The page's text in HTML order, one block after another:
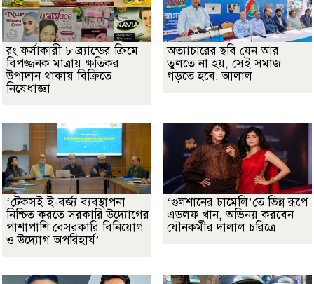
রং ফর্সাকারী ৮ ব্র্যান্ডের ক্রিমে
বিপজ্জনক মাত্রায় ক্ষতিকর
উপাদান থাকায় বিক্রিতে
নিষেধাজ্ঞা
অত্যাচারের ছবি যেন আর
তুলতে না হয়, সেই সমাজ
গড়তে হবে: আলাল
‘টেকসই ই-বর্জ্য ব্যবস্থাপনা
নিশ্চিত করতে সরকারি উদ্যোগের
পাশাপাশি বেসরকারি বিনিয়োগ
ও উদ্যোগ অপরিহার্য’
‘গুলশানের চামেলি’তে ভিন্ন রূপে
এডলফ খান, অভিনয় করবেন
যৌনকর্মীর দালাল চরিত্রে